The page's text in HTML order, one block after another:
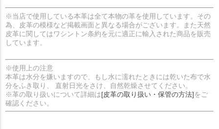
※当店で使用している本革は全て本物の革を使用しています。その
為、皮革の模様など掲載画面と異なる場合がございます。また天然
皮革に関してはワシントン条約を元に適正に輸入された商品を販売
しています。
※使用上の注意
本革は水分を嫌いますので、もし水に濡れたときには乾いた布で水
分をふき取り、 直射日光をさけ、自然乾燥させてください。
※革の取り扱いについて詳細は[皮革の取り扱い・保管の方法]をご
確認ください。